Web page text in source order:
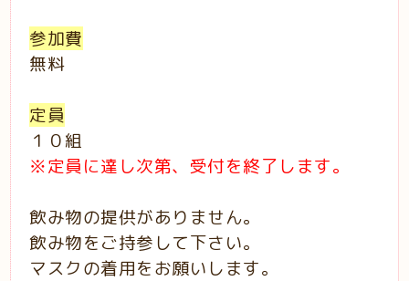
参加費
無料
定員
１０組
※定員に達し次第、受付を終了します。
飲み物の提供がありません。
飲み物をご持参して下さい。
マスクの着用をお願いします。